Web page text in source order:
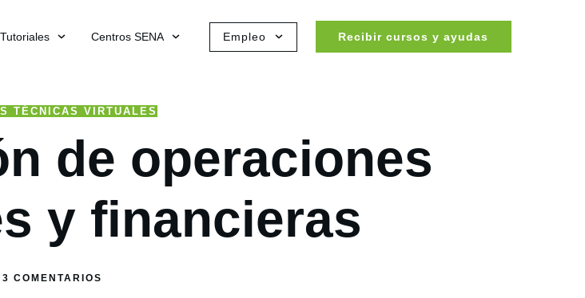
Tutoriales Centros SENA Empleo Recibir cursos y ayudas
TÉCNICAS VIRTUALES
de operaciones
y financieras
3 COMENTARIOS